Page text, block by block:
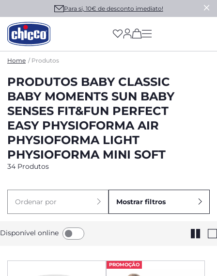
Para si, 10€ de desconto imediato!
(has more options
Home Produtos
PRODUTOS BABY CLASSIC
BABY MOMENTS SUN BABY
SENSES FIT&FUN PERFECT
EASY PHYSIOFORMA AIR
PHYSIOFORMA LIGHT
PHYSIOFORMA MINI SOFT
34 Produtos
Ordenar por Mostrar filtros
Disponível online
PROMOÇÃO